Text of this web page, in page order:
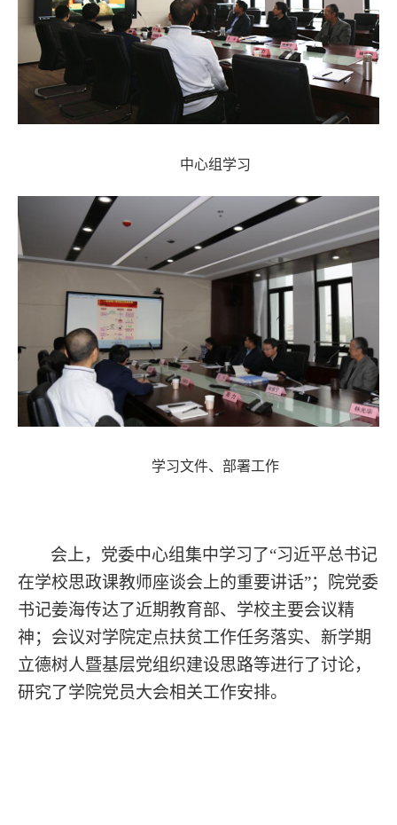
中心组学习
学习文件、部署工作
会上，党委中心组集中学习了“习近平总书记
在学校思政课教师座谈会上的重要讲话”；
院党委
书记姜海传达了近期教育部、学校主要会议精
神；会议对学院定点扶贫工作任务落实、新学期
立德树人暨基层党组织建设思路等进行了讨论，
研究了学院党员大会相关工作安排。